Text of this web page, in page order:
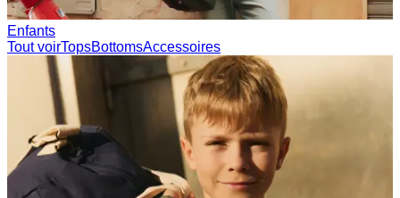
Enfants
Tout voirTopsBottomsAccessoires